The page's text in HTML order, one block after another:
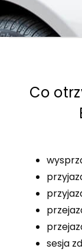
Co
sesja